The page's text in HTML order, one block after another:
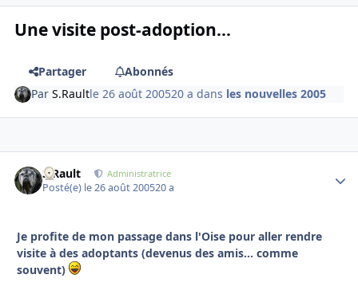
Une visite post-adoption...
Partager
Abonnés
ParS.Raultle 26 août 200520 a dans les nouvelles 2005
S.Rault Administratrice
Posté(e) le 26 août 200520 a
Je profite de mon passage dans l'Oise pour aller rendre
visite à des adoptants (devenus des amis... comme
souvent)